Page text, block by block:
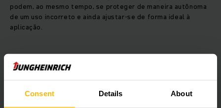
Consent Details About
podem, ao mesmo tempo, se proteger de maneira autônoma
de um uso incorreto e ainda ajustar-se de forma ideal à
aplicação.
A necessidade de garantir eficiência e alta produtividade
na intralogística é cada vez maior e, para isso, é